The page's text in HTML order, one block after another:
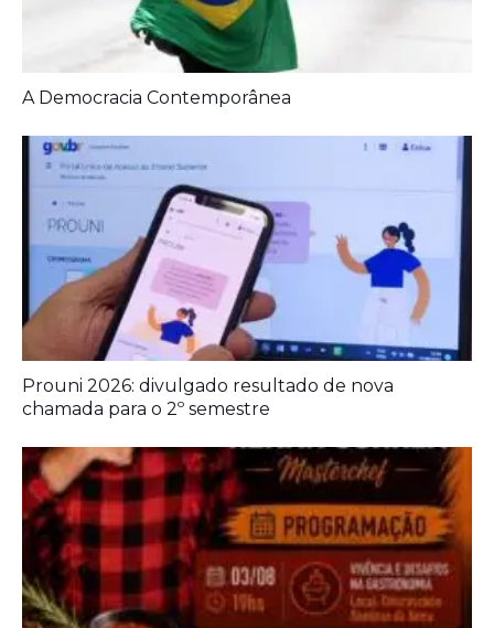
A Democracia Contemporânea
Prouni 2026: divulgado resultado de nova
chamada para o 2º semestre